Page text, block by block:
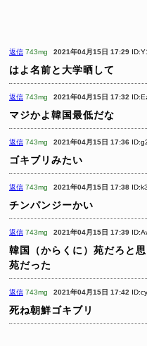
返信 743mg 2021年04月15日 17:29
はよ名前と大学晒して
返信 743mg 2021年04月15日 17:32
マジかよ韓国最低だな
返信 743mg 2021年04月15日 17:36
ゴキブリみたい
返信 743mg 2021年04月15日 17:38
チンパンジーかい
返信 743mg 2021年04月15日 17:39
韓国（からくに）苑だろと
苑だった
返信 743mg 2021年04月15日 17:42
死ね朝鮮ゴキブリ